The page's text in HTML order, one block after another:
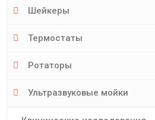
Шейкеры
Термостаты
Ротаторы
Ультразвуковые мойки